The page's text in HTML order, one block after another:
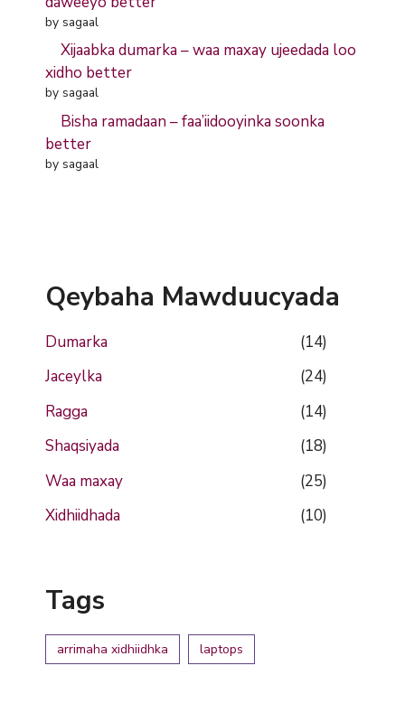
by sagaal
Xijaabka dumarka – waa maxay ujeedada loo
xidho better
by sagaal
Bisha ramadaan – faa’iidooyinka soonka
better
by sagaal
Qeybaha Mawduucyada
Dumarka
(14)
Jaceylka
(24)
Ragga
(14)
Shaqsiyada
(18)
Waa maxay
(25)
Xidhiidhada
(10)
Tags
arrimaha xidhiidhka laptops